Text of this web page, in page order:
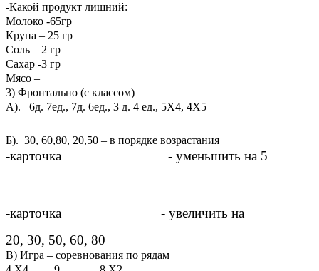
-Какой продукт лишний:
Молоко -65гр
Крупа – 25 гр
Соль – 2 гр
Сахар -3 гр
Мясо –
3) Фронтально (с классом)
А). 6д. 7ед., 7д. 6ед., 3 д. 4 ед., 5X4, 4X5
Б). 30, 60,80, 20,50 – в порядке возрастания
-карточка - уменьшить на 5
-карточка - увеличить на
20, 30, 50, 60, 80
В) Игра – соревнования по рядам